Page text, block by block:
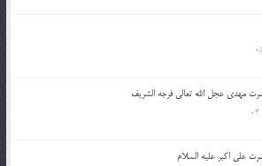
مهدی عجل الله تعالی فرجه الشريف
علی اکبر علیه السلام